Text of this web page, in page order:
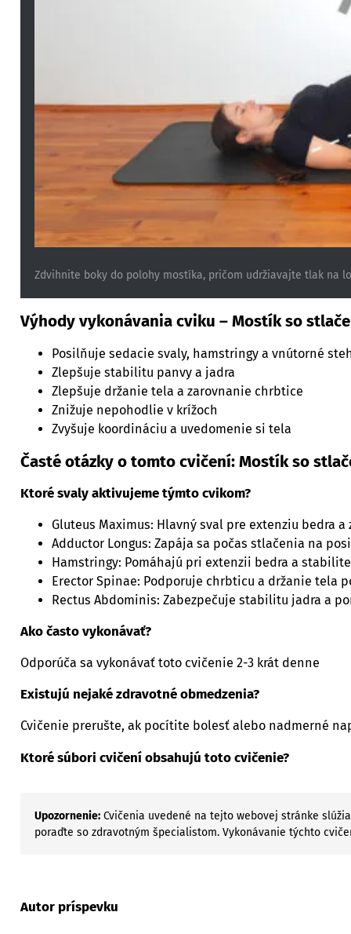
Zdvihnite boky do polohy mostíka, pričom udržiavajte tlak na
Výhody vykonávania cviku – Mostík so
Posilňuje sedacie svaly, hamstringy a vnútorné
Zlepšuje stabilitu panvy a jadra
Zlepšuje držanie tela a zarovnanie chrbtice
Znižuje nepohodlie v krížoch
Zvyšuje koordináciu a uvedomenie si tela
Časté otázky o tomto cvičení: Mostík so
Ktoré svaly aktivujeme týmto cvikom?
Gluteus Maximus: Hlavný sval pre extenziu bedra a
Adductor Longus: Zapája sa počas stlačenia na
Hamstringy: Pomáhajú pri extenzii bedra a
Erector Spinae: Podporuje chrbticu a držanie tela
Rectus Abdominis: Zabezpečuje stabilitu jadra a
Ako často vykonávať?
Odporúča sa vykonávať toto cvičenie 2-3 krát denne
Existujú nejaké zdravotné obmedzenia?
Cvičenie prerušte, ak pocítite bolesť alebo nadmerné
Ktoré súbori cvičení obsahujú toto cvičenie?
Upozornenie: Cvičenia uvedené na tejto webovej stránke
poraďte so zdravotným špecialistom. Vykonávanie týchto
Autor príspevku